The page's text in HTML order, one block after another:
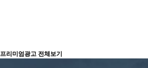
프리미엄광고 전체보기